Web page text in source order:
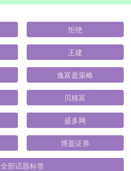
拒绝
王建
逸富盈策略
贝格富
盛多网
博盈证券
全部话题标签